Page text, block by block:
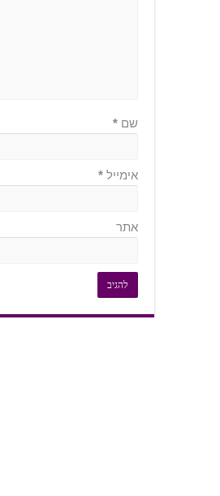
שם*
אימייל*
אתר